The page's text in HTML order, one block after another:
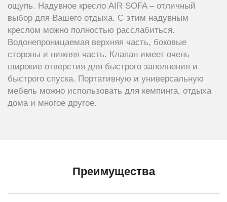
ощупь. Надувное кресло AIR SOFA – отличный
выбор для Вашего отдыха. С этим надувным
креслом можно полностью расслабиться.
Водонепроницаемая верхняя часть, боковые
стороны и нижняя часть. Клапан имеет очень
широкие отверстия для быстрого заполнения и
быстрого спуска. Портативную и универсальную
мебель можно использовать для кемпинга, отдыха
дома и многое другое.
Преимущества